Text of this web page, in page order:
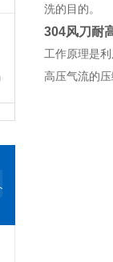
洗的目的。
304风刀耐
工作原理是
高压气流的